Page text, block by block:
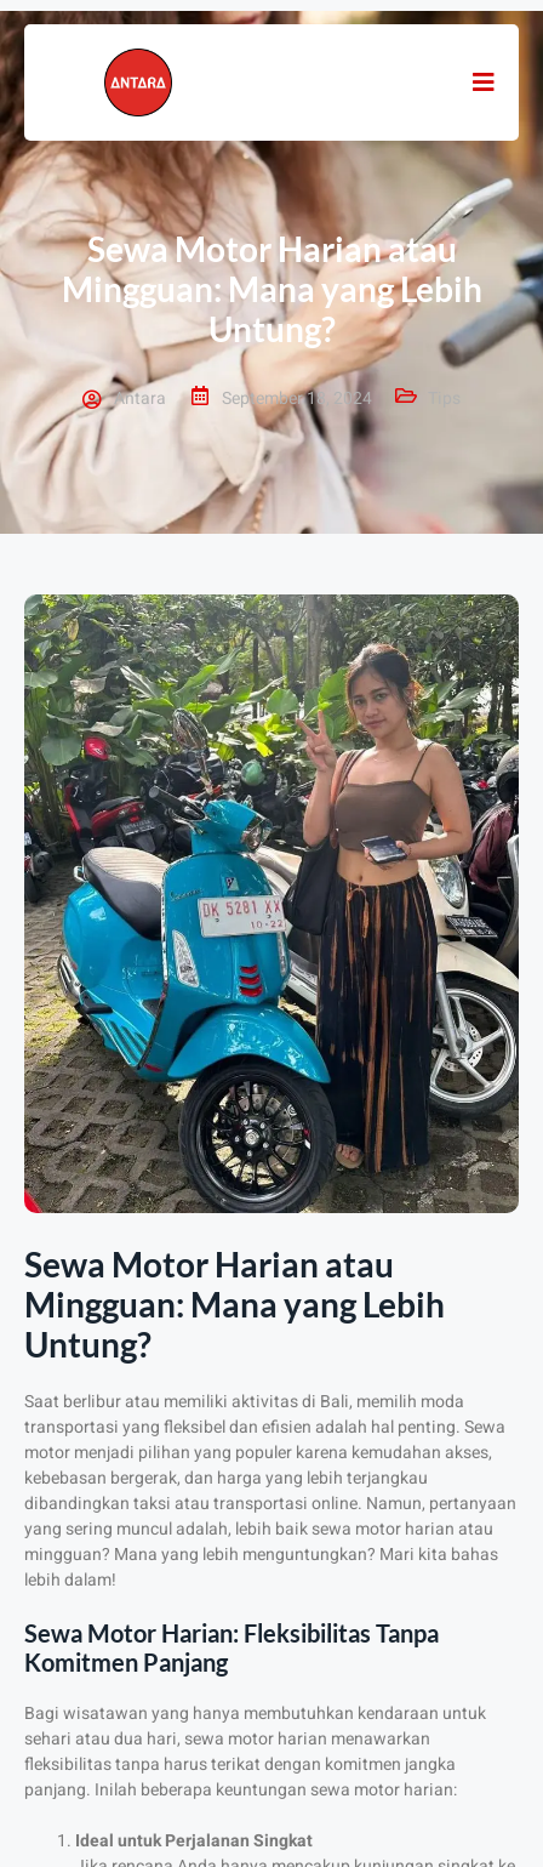
Sewa Motor Harian atau
Mingguan: Mana yang Lebih
Untung?
Antara September 18, 2024
Sewa Motor Harian atau
Mingguan: Mana yang Lebih
Untung?
Saat berlibur atau memiliki aktivitas di Bali, memilih moda
transportasi yang fleksibel dan efisien adalah hal penting. Sewa
motor menjadi pilihan yang populer karena kemudahan akses,
kebebasan bergerak, dan harga yang lebih terjangkau
dibandingkan taksi atau transportasi online. Namun, pertanyaan
yang sering muncul adalah, lebih baik sewa motor harian atau
mingguan? Mana yang lebih menguntungkan? Mari kita bahas
lebih dalam!
Sewa Motor Harian: Fleksibilitas Tanpa
Komitmen Panjang
Bagi wisatawan yang hanya membutuhkan kendaraan untuk
sehari atau dua hari, sewa motor harian menawarkan
fleksibilitas tanpa harus terikat dengan komitmen jangka
panjang. Inilah beberapa keuntungan sewa motor harian:
Ideal untuk Perjalanan Singkat